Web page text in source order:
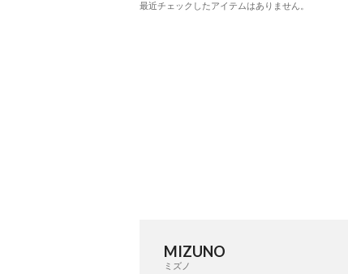
最近チェックしたアイテムはありません。
MIZUNO
ミズノ